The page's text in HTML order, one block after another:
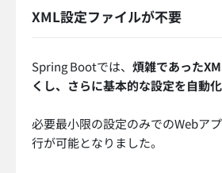
XML設定ファイルが不要
Spring Bootでは、 煩雑であった
くし、さらに基本的な設定を自動化
必要最小限の設定のみでのWebア
行が可能となりました。